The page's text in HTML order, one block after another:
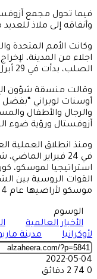
فيما تحول مجمع
وأنفاقه إلى ملاذ للعديد
وكانت الأمم المتحدة
اجلاء من المدينة،
الصلب، بدأت في 29 أبرل الماضي، و استغرقت خمسة أيام.
وقالت منسقة شؤون
والرجال والأطفال
آزوفستال ورؤية ضوء
ومنذ انطلاق العملية
في 24 فبراير
استراتيجيا لموسكو،
القوات الروسية بين
موسكو لأراضيها عام 2014.
الوسوم
الأخبار العالمية
لأوكرانيا
مدينة
2022-05-04
0
2 دقائق